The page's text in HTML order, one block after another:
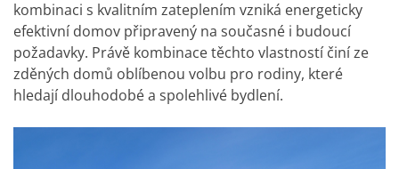
kombinaci s kvalitním zateplením vzniká energeticky
efektivní domov připravený na současné i budoucí
požadavky. Právě kombinace těchto vlastností činí ze
zděných domů oblíbenou volbu pro rodiny, které
hledají dlouhodobé a spolehlivé bydlení.